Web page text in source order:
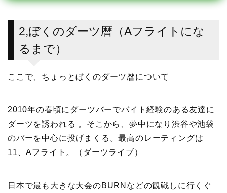
2,ぼくのダーツ暦（Aフライトにな
るまで）
ここで、ちょっとぼくのダーツ暦について
2010年の春頃にダーツバーでバイト経験のある友達に
ダーツを誘われる 。そこから、夢中になり渋谷や池袋
のバーを中心に投げまくる。最高のレーティングは
11、Aフライト。（ダーツライブ）
日本で最も大きな大会のBURNなどの観戦しに行くぐ